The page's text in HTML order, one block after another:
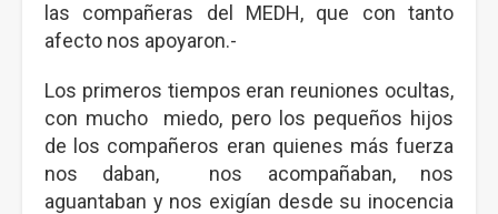
las compañeras del MEDH, que con tanto
afecto nos apoyaron.-
Los primeros tiempos eran reuniones ocultas,
con mucho miedo, pero los pequeños hijos
de los compañeros eran quienes más fuerza
nos daban, nos acompañaban, nos
aguantaban y nos exigían desde su inocencia